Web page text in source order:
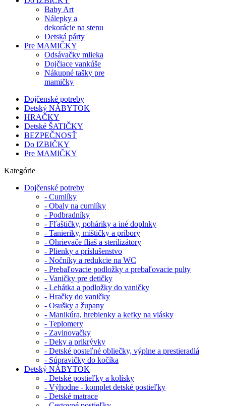
Baby Art
Nálepky a
dekorácie na stenu
Detská párty
Pre MAMIČKY
Odsávačky mlieka
Dojčiace vankúše
Nákupné tašky pre
mamičky
Dojčenské potreby
Detský NÁBYTOK
HRAČKY
Detské ŠATIČKY
BEZPEČNOSŤ
Do IZBIČKY
Pre MAMIČKY
Kategórie
Dojčenské potreby
- Cumlíky
- Obaly na cumlíky
- Podbradníky
- Fľaštičky, poháriky a iné doplnky
- Tanieriky, mištičky a príbory
- Ohrievače fliaš a sterilizátory
- Plienky a príslušenstvo
- Nočníky a redukcie na WC
- Prebaľovacie podložky a prebaľovacie pulty
- Vaničky pre detičky
- Lehátka a podložky do vaničky
- Hračky do vaničky
- Osušky a župany
- Manikúra, hrebienky a kefky na vlásky
- Teplomery
- Zavinovačky
- Deky a prikrývky
- Detské posteľné obliečky, výplne a prestieradlá
- Súpravičky do kočíka
Detský NÁBYTOK
- Detské postieľky a kolísky
- Výhodne - komplet detské postieľky
- Detské matrace